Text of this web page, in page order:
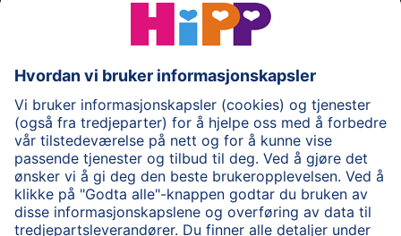
Til toppen
Brukevillkår Personvernpolicy
Cookie policy
Om HiPP
Kontakt oss